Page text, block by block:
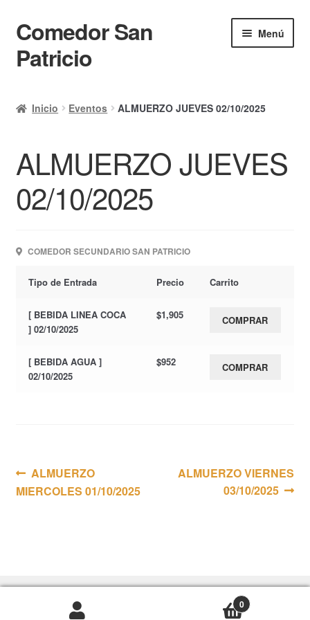
Ir
a
la
Ir
al
contenido
Comedor San
Patricio
Menú
Calendario
Mi cuenta
Ayuda Rapida
Finalizar compra
Inicio Eventos ALMUERZO JUEVES 02/10/2025
ALMUERZO JUEVES
02/10/2025
COMEDOR SECUNDARIO SAN PATRICIO
Tipo de Entrada Precio Carrito
[ BEBIDA LINEA COCA
] 02/10/2025
$1,905 COMPRAR
[ BEBIDA AGUA ]
02/10/2025
$952 COMPRAR
Navegación
de
Anterior:
ALMUERZO
MIERCOLES 01/10/2025
Siguiente:
ALMUERZO VIERNES
03/10/2025
0